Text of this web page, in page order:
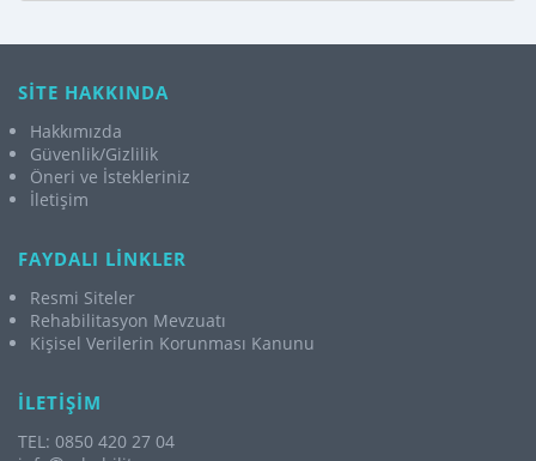
SİTE HAKKINDA
Hakkımızda
Güvenlik/Gizlilik
Öneri ve İstekleriniz
İletişim
FAYDALI LİNKLER
Resmi Siteler
Rehabilitasyon Mevzuatı
Kişisel Verilerin Korunması Kanunu
İLETİŞİM
TEL: 0850 420 27 04